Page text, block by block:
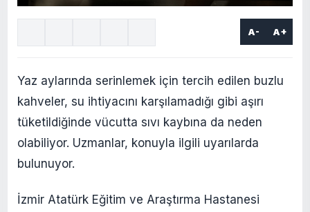
A- A+
Yaz aylarında serinlemek için tercih edilen buzlu
kahveler, su ihtiyacını karşılamadığı gibi aşırı
tüketildiğinde vücutta sıvı kaybına da neden
olabiliyor. Uzmanlar, konuyla ilgili uyarılarda
bulunuyor.
İzmir Atatürk Eğitim ve Araştırma Hastanesi